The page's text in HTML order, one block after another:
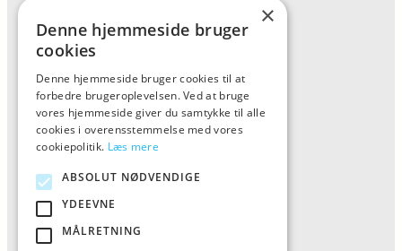
Forside
Vis alle produkter
Kontakt
ALFA
×
Denne hjemmeside bruger
cookies
Denne hjemmeside bruger cookies til at
forbedre brugeroplevelsen. Ved at bruge
vores hjemmeside giver du samtykke til alle
cookies i overensstemmelse med vores
cookiepolitik. Læs mere
ABSOLUT NØDVENDIGE
YDEEVNE
MÅLRETNING